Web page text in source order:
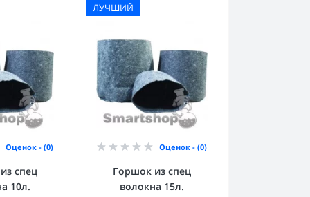
Оценок - (0)
спец
10л.
ЛУЧШИЙ
Оценок - (0)
Горшок из спец
волокна 15л.